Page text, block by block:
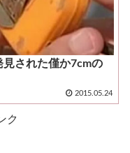
された僅か7cmの
2015.05.24
ク